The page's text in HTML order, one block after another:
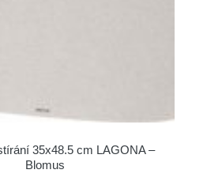
35x48.5 cm LAGONA –
Blomus